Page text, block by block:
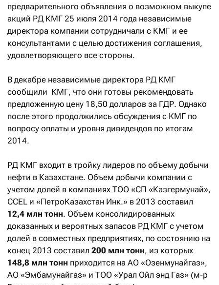
предварительного объявления о возможном выкупе
акций РД КМГ 25 июля 2014 года независимые
директора компании сотрудничали с КМГ и ее
консультантами с целью достижения соглашения,
удовлетворяющего все стороны.
В декабре независимые директора РД КМГ
сообщили КМГ, что они готовы рекомендовать
предложенную цену 18,50 долларов за ГДР. Однако
после этого продолжились обсуждения с КМГ по
вопросу оплаты и уровня дивидендов по итогам
2014.
РД КМГ входит в тройку лидеров по объему добычи
нефти в Казахстане. Объем добычи компании с
учетом долей в компаниях ТОО «СП «Казгермунай»,
CCEL и «ПетроКазахстан Инк.» в 2013 составил
12,4 млн тонн. Объем консолидированных
доказанных и вероятных запасов РД КМГ с учетом
долей в совместных предприятиях, по состоянию на
конец 2013 составил 200 млн тонн, из которых
148,8 млн тонн приходится на АО «Озенмунайгаз»,
АО «Эмбамунайгаз» и ТОО «Урал Ойл энд Газ» (м-р